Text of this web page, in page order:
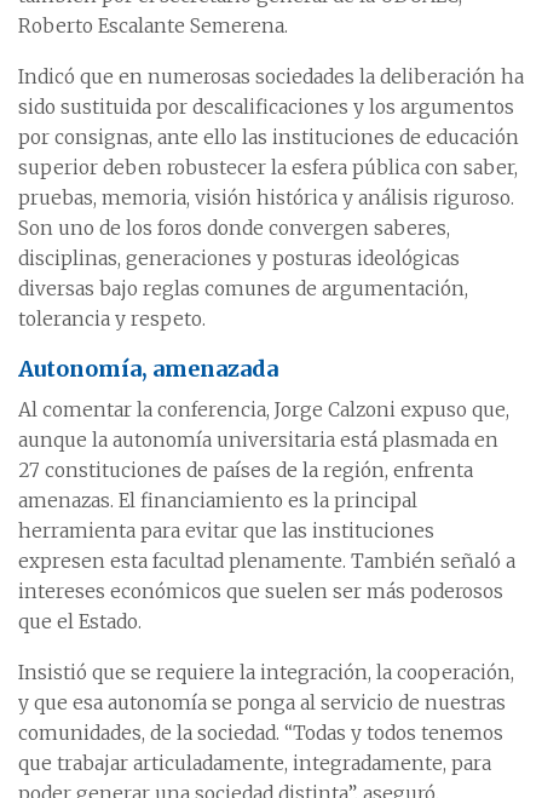
Roberto Escalante Semerena.
Indicó que en numerosas sociedades la deliberación ha
sido sustituida por descalificaciones y los argumentos
por consignas, ante ello las instituciones de educación
superior deben robustecer la esfera pública con saber,
pruebas, memoria, visión histórica y análisis riguroso.
Son uno de los foros donde convergen saberes,
disciplinas, generaciones y posturas ideológicas
diversas bajo reglas comunes de argumentación,
tolerancia y respeto.
Autonomía, amenazada
Al comentar la conferencia, Jorge Calzoni expuso que,
aunque la autonomía universitaria está plasmada en
27 constituciones de países de la región, enfrenta
amenazas. El financiamiento es la principal
herramienta para evitar que las instituciones
expresen esta facultad plenamente. También señaló a
intereses económicos que suelen ser más poderosos
que el Estado.
Insistió que se requiere la integración, la cooperación,
y que esa autonomía se ponga al servicio de nuestras
comunidades, de la sociedad. “Todas y todos tenemos
que trabajar articuladamente, integradamente, para